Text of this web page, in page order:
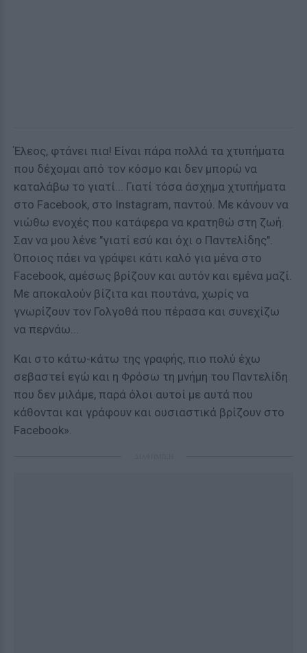
Έλεος, φτάνει πια! Είναι πάρα πολλά τα χτυπήματα
που δέχομαι από τον κόσμο και δεν μπορώ να
καταλάβω το γιατί... Γιατί τόσα άσχημα χτυπήματα
στο Facebook, στο Instagram, παντού. Με κάνουν να
νιώθω ενοχές που κατάφερα να κρατηθώ στη ζωή.
Σαν να μου λένε "γιατί εσύ και όχι ο Παντελίδης".
Όποιος πάει να γράψει κάτι καλό για μένα στο
Facebook, αμέσως βρίζουν και αυτόν και εμένα μαζί.
Με αποκαλούν βίζιτα και πουτάνα, χωρίς να
γνωρίζουν τον Γολγοθά που πέρασα και συνεχίζω
να περνάω...
Και στο κάτω-κάτω της γραφής, πιο πολύ έχω
σεβαστεί εγώ και η Φρόσω τη μνήμη του Παντελίδη
που δεν μιλάμε, παρά όλοι αυτοί με αυτά που
κάθονται και γράφουν και ουσιαστικά βρίζουν στο
Facebook».